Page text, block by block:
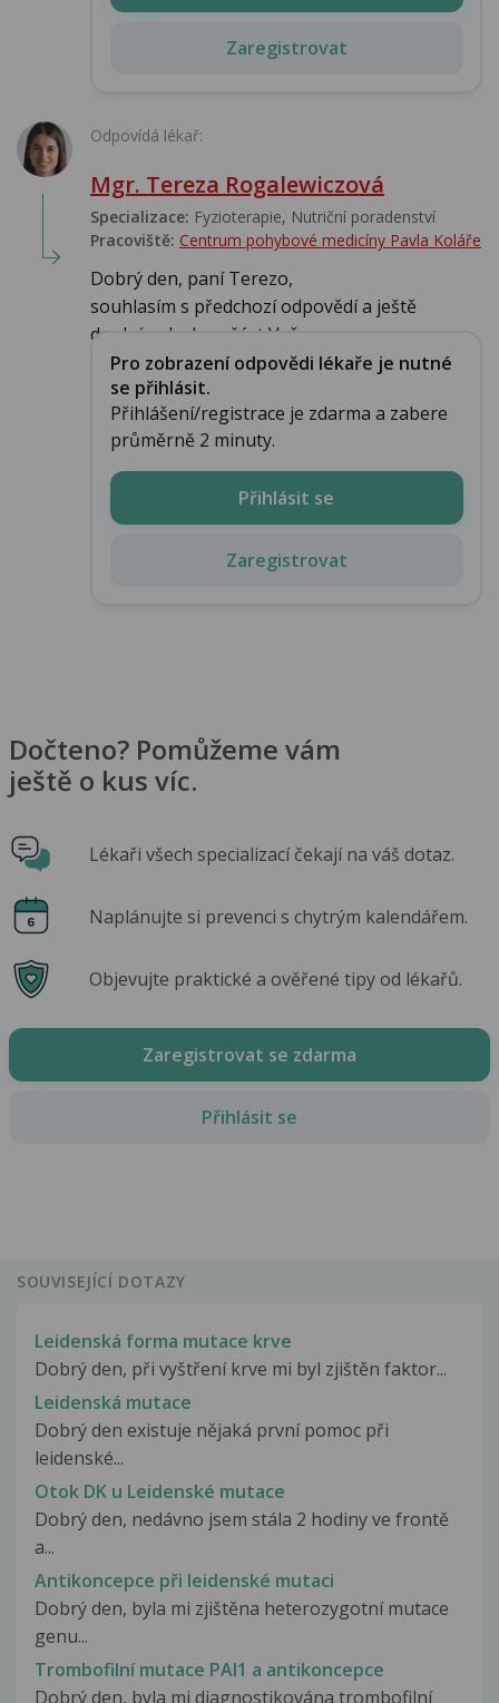
Zaregistrovat
Odpovídá lékař:
Mgr. Tereza Rogalewiczová
Specializace: Fyzioterapie, Nutriční poradenství
Pracoviště: Centrum pohybové medicíny Pavla Koláře
Dobrý den, paní Terezo,
souhlasím s předchozí odpovědí a ještě
doplním druhou část Vaš...
Pro zobrazení odpovědi lékaře je nutné
se přihlásit.
Přihlášení/registrace je zdarma a zabere
průměrně 2 minuty.
Přihlásit se
Zaregistrovat
Dočteno? Pomůžeme vám
ještě o kus víc.
Lékaři všech specializací čekají na váš dotaz.
Naplánujte si prevenci s chytrým kalendářem.
Objevujte praktické a ověřené tipy od lékařů.
Zaregistrovat se zdarma
Přihlásit se
SOUVISEJÍCÍ DOTAZY
Leidenská forma mutace krve
Dobrý den, při vyštření krve mi byl zjištěn faktor...
Leidenská mutace
Dobrý den existuje nějaká první pomoc při
leidenské...
Otok DK u Leidenské mutace
Dobrý den, nedávno jsem stála 2 hodiny ve frontě
a...
Antikoncepce při leidenské mutaci
Dobrý den, byla mi zjištěna heterozygotní mutace
genu...
Trombofilní mutace PAI1 a antikoncepce
Dobrý den, byla mi diagnostikována trombofilní